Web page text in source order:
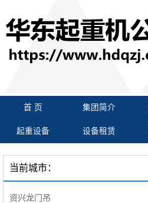
首 页 集团简介
起重设备 设备租赁
当前城市：
资兴龙门吊